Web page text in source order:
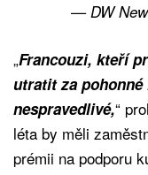
— DW
„Francouzi, kteří
utratit za pohonné
nespravedlivé,“
léta by měli
prémii na podporu